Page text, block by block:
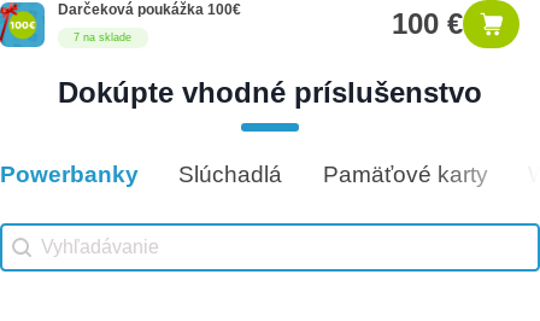
7 na sklade
Darčeková poukážka 100€ 100 €
9 na sklade
Dokúpte vhodné príslušenstvo
Vhodné príslušenstvo
Powerbanky Slúchadlá Pamäťové karty
Vhodné príslušenstvo search
Search content